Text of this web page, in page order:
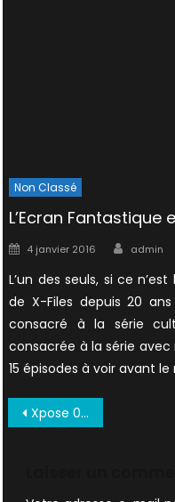
Non Classé
L’Ecran Fantastique
Posted
4 janvier 2016 Author
admin
L’un des seuls, si ce
de X-Files depuis 20
consacré à la série
consacrée à la série avec
15 épisodes à voir avant
Navigation
Xpose 001 (1996 08) 0041